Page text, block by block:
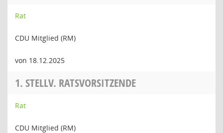
Rat
CDU Mitglied (RM)
von 18.12.2025
1. STELLV. RATSVORSITZENDE
Rat
CDU Mitglied (RM)